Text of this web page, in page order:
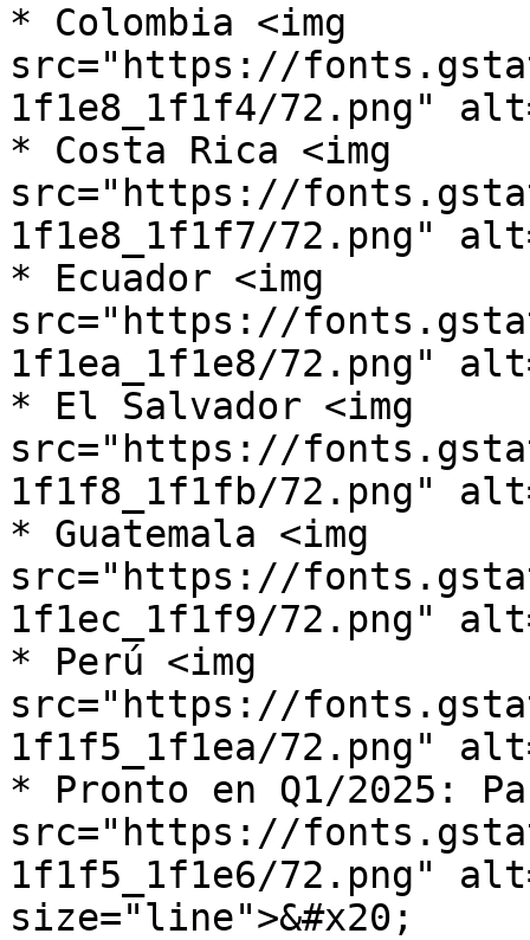
* Colombia <img
src="https://
1f1e8_1f1f4/72.png"
* Costa Rica <img
src="https://
1f1e8_1f1f7/72.png"
* Ecuador <img
src="https://
1f1ea_1f1e8/72.png"
* El Salvador <img
src="https://
1f1f8_1f1fb/72.png"
* Guatemala <img
src="https://
1f1ec_1f1f9/72.png"
* Perú <img
src="https://
1f1f5_1f1ea/72.png"
* Pronto en Q1/2025:
src="https://
1f1f5_1f1e6/72.png"
size="line">&#x20;